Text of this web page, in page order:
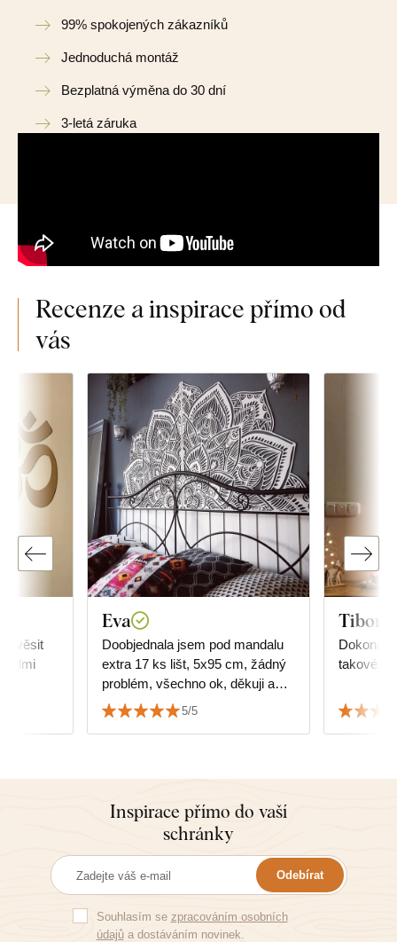
99% spokojených zákazníků
Jednoduchá montáž
Bezplatná výměna do 30 dní
3-letá záruka
Recenze a inspirace přímo od
vás
Eva
Doobjednala jsem pod mandalu
extra 17 ks lišt, 5x95 cm, žádný
problém, všechno ok, děkuji a
srdečně doporučuji.
5/5
Tibor
takové,
Inspirace přímo do vaší
schránky
Odebírat
Souhlasím se zpracováním osobních
údajůa dostáváním novinek.